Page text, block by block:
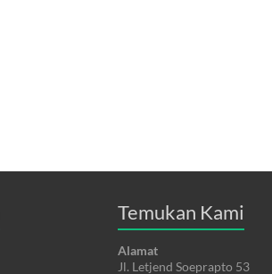
Temukan Kami
Alamat
Jl. Letjend Soeprapto 53